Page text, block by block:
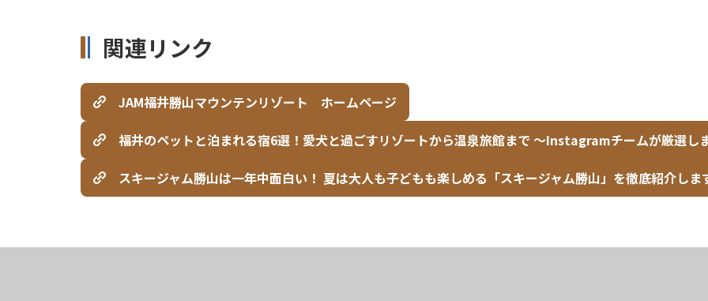
関連リンク
JAM福井勝山マウンテンリゾート ホームページ
福井のペットと泊まれる宿6選！愛犬と過ごすリゾートから温泉旅館まで ～Instagramチームが厳選し
スキージャム勝山は一年中面白い！ 夏は大人も子どもも楽しめる「スキージャム勝山」を徹底紹介しま